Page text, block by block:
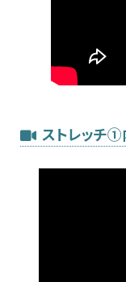
ストレッチ①